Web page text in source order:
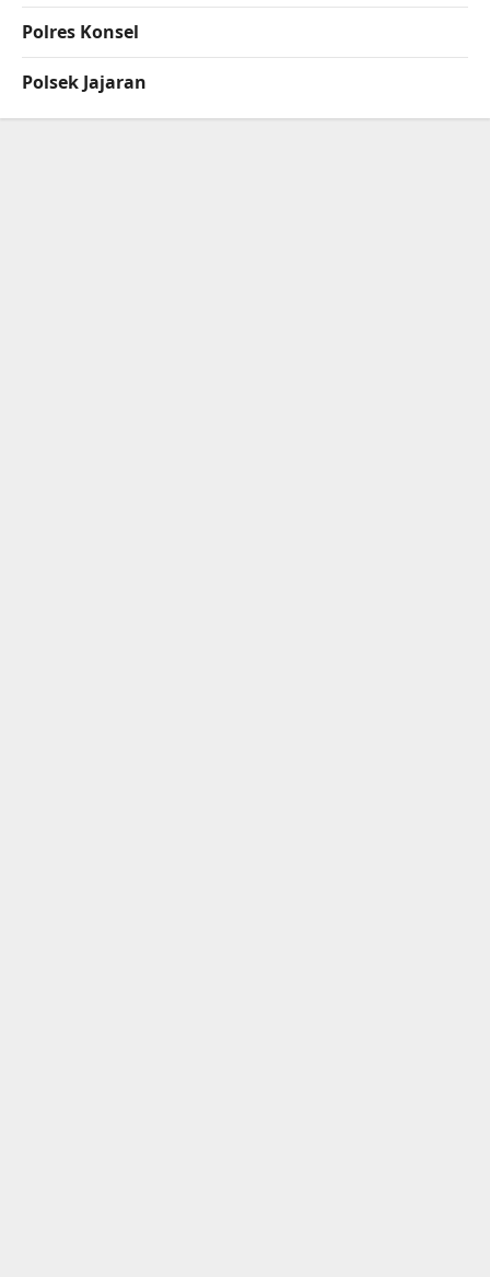
Polres Konsel
Polsek Jajaran